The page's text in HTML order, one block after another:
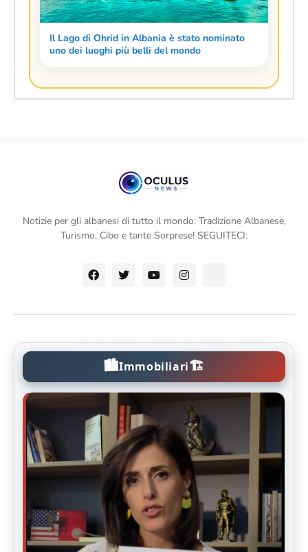
Il Lago di Ohrid in Albania è stato nominato
uno dei luoghi più belli del mondo
Notizie per gli albanesi di tutto il mondo: Tradizione Albanese,
Turismo, Cibo e tante Sorprese! SEGUITECI:
🏙️Immobiliari🏗️